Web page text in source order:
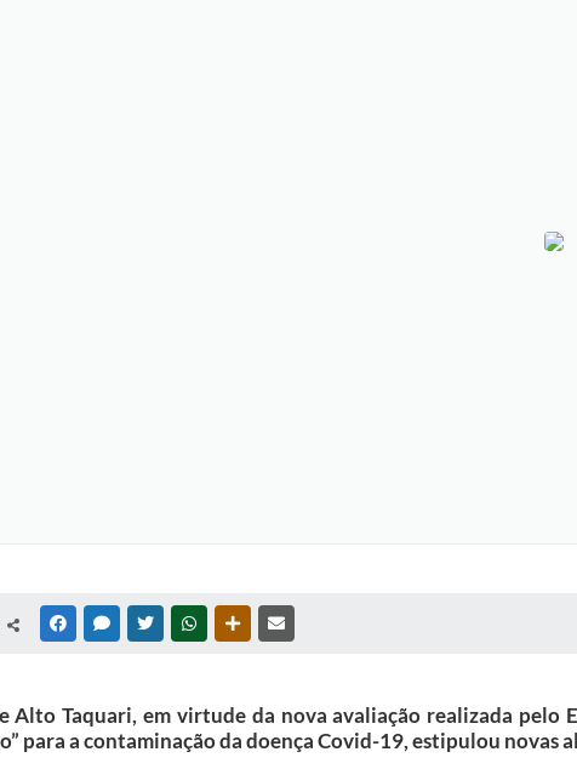
FACEBOOKMESSENGER
TWITTERWHATSAPPOUTRAS MÍDIAS
Alto Taquari, em virtude da nova avaliação realizada pelo
para a contaminação da doença Covid-19, estipulou